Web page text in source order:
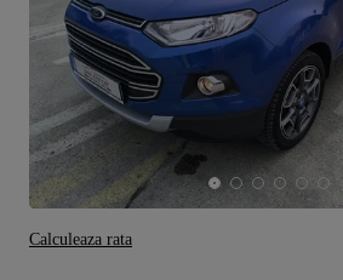
Calculeaza rata